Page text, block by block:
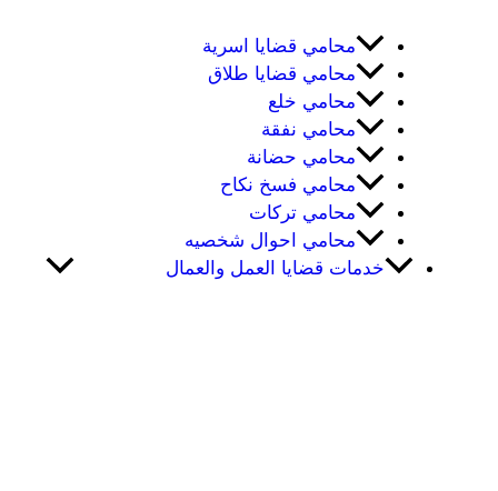
محامي قضايا اسرية
محامي قضايا طلاق
محامي خلع
محامي نفقة
محامي حضانة
محامي فسخ نكاح
محامي تركات
محامي احوال شخصيه
خدمات قضايا العمل والعمال